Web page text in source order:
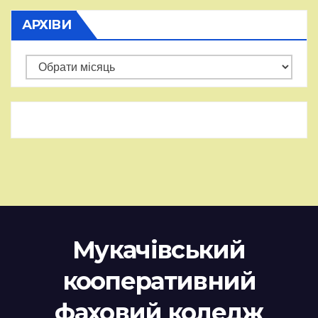
АРХІВИ
Архіви
Мукачівський
кооперативний
фаховий коледж